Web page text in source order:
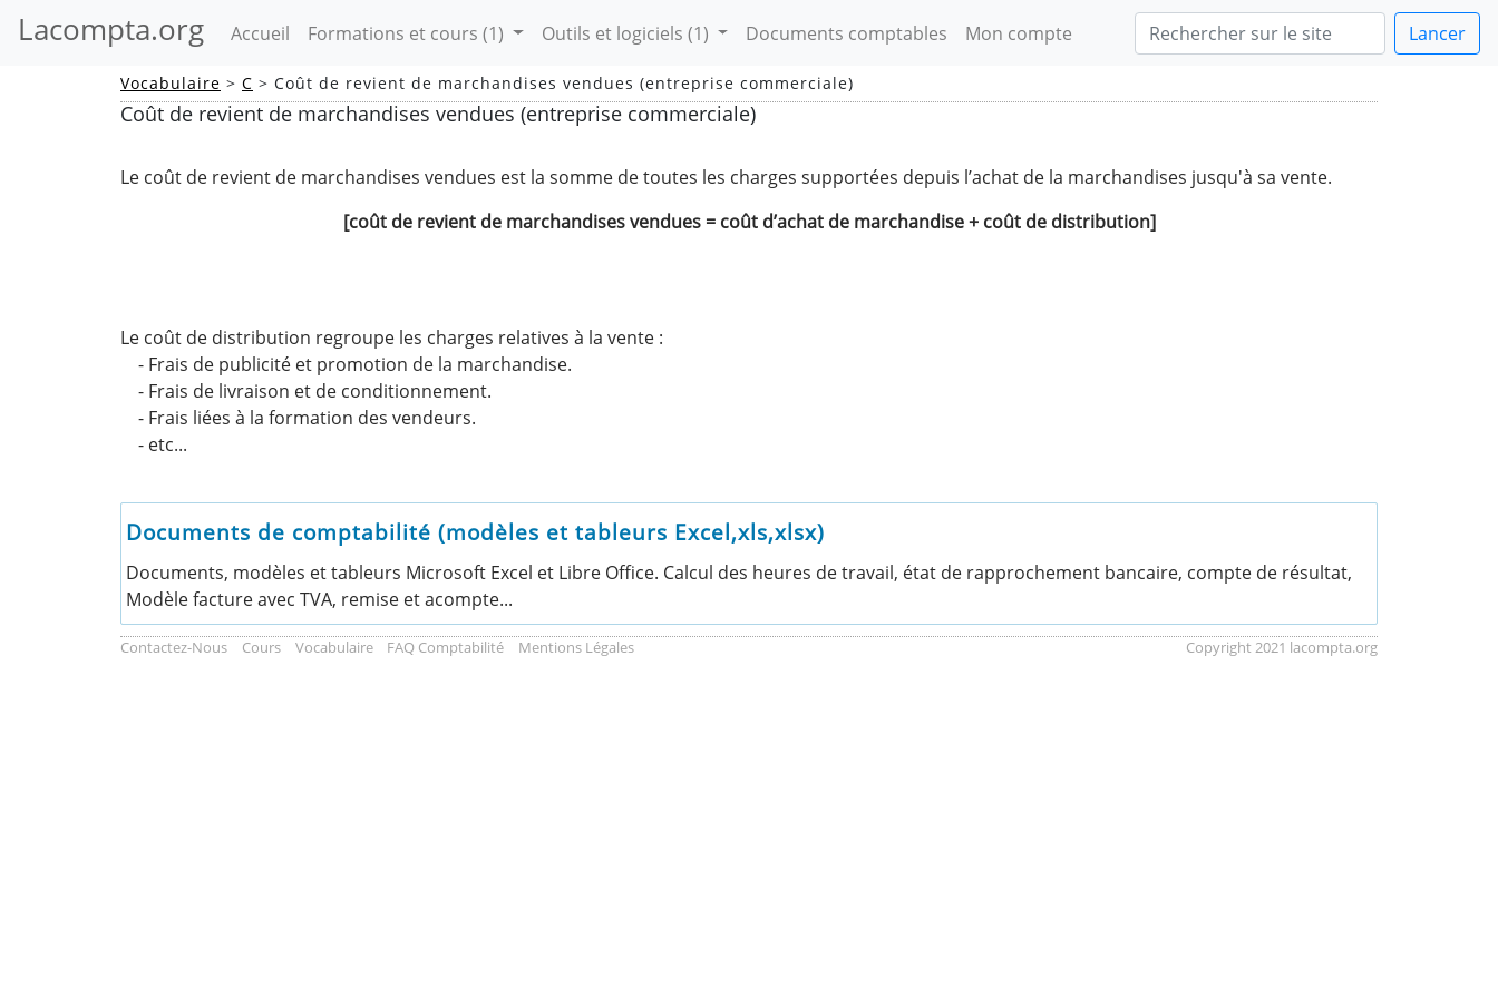
Lacompta.org Accueil (current)
Formations et cours (1) Outils et logiciels (1) Documents comptables Mon compte Lancer
Vocabulaire > C > Coût de revient de marchandises vendues (entreprise commerciale)
Coût de revient de marchandises vendues (entreprise commerciale)
Le coût de revient de marchandises vendues est la somme de toutes les charges supportées depuis l’achat de la marchandises jusqu'à sa vente.
[coût de revient de marchandises vendues = coût d’achat de marchandise + coût de distribution]
Le coût de distribution regroupe les charges relatives à la vente :
- Frais de publicité et promotion de la marchandise.
- Frais de livraison et de conditionnement.
- Frais liées à la formation des vendeurs.
- etc...
Documents de comptabilité (modèles et tableurs Excel,xls,xlsx)
Documents, modèles et tableurs Microsoft Excel et Libre Office. Calcul des heures de travail, état de rapprochement bancaire, compte de résultat,
Modèle facture avec TVA, remise et acompte...
Contactez-Nous Cours Vocabulaire FAQ Comptabilité Mentions Légales Copyright 2021 lacompta.org